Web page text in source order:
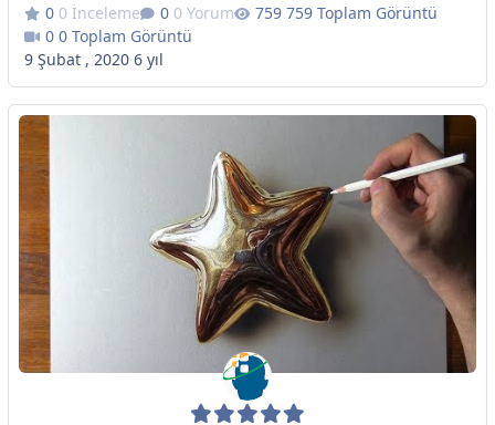
0 İnceleme 0 Yorum
759 Toplam Görüntü
0 Toplam Görüntü
9 Şubat , 2020 6 yıl